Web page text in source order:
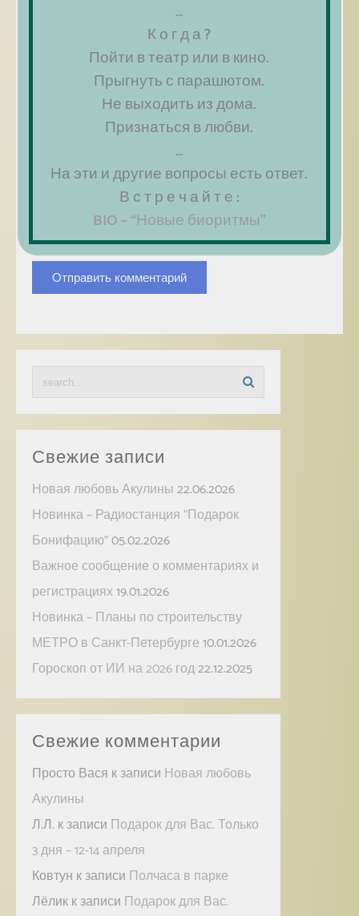
Сохранить моё имя, email и адрес сайта в
этом браузере для последующих моих
комментариев.
Свежие записи
Новая любовь Акулины22.06.2026
Новинка – Радиостанция “Подарок
Бонифацию”05.02.2026
Важное сообщение о комментариях и
регистрациях19.01.2026
Новинка – Планы по строительству
МЕТРО в Санкт-Петербурге10.01.2026
Гороскоп от ИИ на 2026 год22.12.2025
Свежие комментарии
Просто Вася к записи Новая любовь
Акулины
Л.Л. к записи Подарок для Вас. Только
3 дня – 12-14 апреля
Ковтун к записи Полчаса в парке
Лёликк записи Подарок для Вас.
…
К о г д а ?
Пойти в театр или в кино.
Прыгнуть с парашютом.
Не выходить из дома.
Признаться в любви.
…
На эти и другие вопросы есть ответ.
В с т р е ч а й т е :
BIO – “Новые биоритмы”